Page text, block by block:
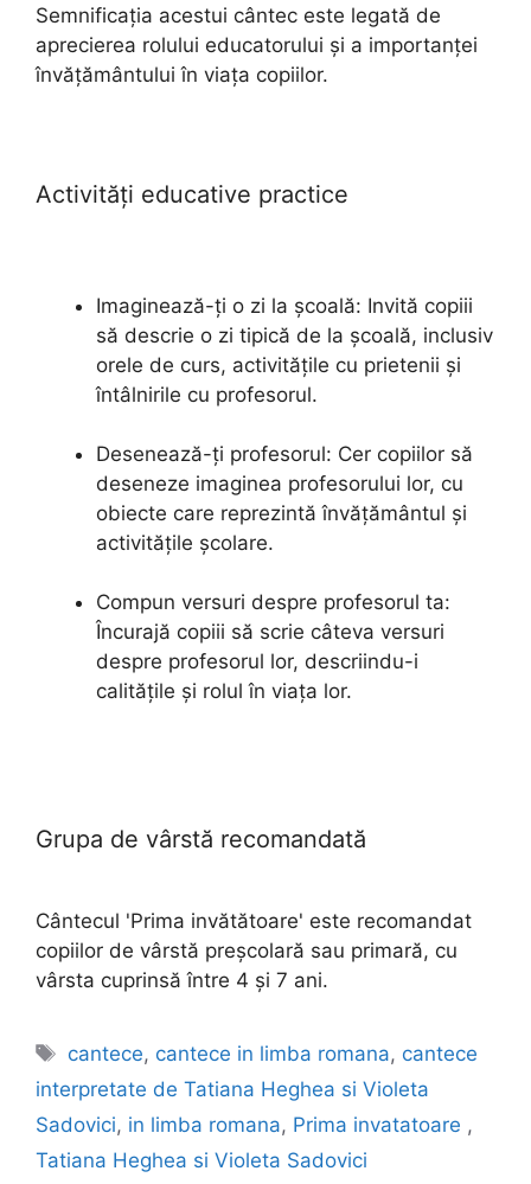
Semnificația acestui cântec este legată de
aprecierea rolului educatorului și a importanței
învățământului în viața copiilor.
Activități educative practice
Imaginează-ți o zi la școală: Invită copiii
să descrie o zi tipică de la școală, inclusiv
orele de curs, activitățile cu prietenii și
întâlnirile cu profesorul.
Desenează-ți profesorul: Cer copiilor să
deseneze imaginea profesorului lor, cu
obiecte care reprezintă învățământul și
activitățile școlare.
Compun versuri despre profesorul ta:
Încurajă copiii să scrie câteva versuri
despre profesorul lor, descriindu-i
calitățile și rolul în viața lor.
Grupa de vârstă recomandată
Cântecul 'Prima invătătoare' este recomandat
copiilor de vârstă preșcolară sau primară, cu
vârsta cuprinsă între 4 și 7 ani.
Etichete
cantece, cantece in limba romana, cantece
interpretate de Tatiana Heghea si Violeta
Sadovici, in limba romana, Prima invatatoare ,
Tatiana Heghea si Violeta Sadovici